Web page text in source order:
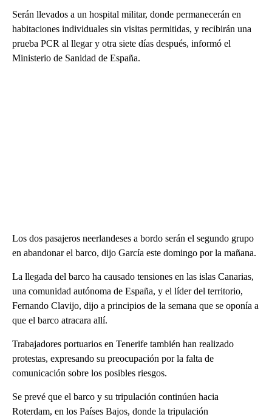
Serán llevados a un hospital militar, donde permanecerán en
habitaciones individuales sin visitas permitidas, y recibirán una
prueba PCR al llegar y otra siete días después, informó el
Ministerio de Sanidad de España.
Los dos pasajeros neerlandeses a bordo serán el segundo grupo
en abandonar el barco, dijo García este domingo por la mañana.
La llegada del barco ha causado tensiones en las islas Canarias,
una comunidad autónoma de España, y el líder del territorio,
Fernando Clavijo, dijo a principios de la semana que se oponía a
que el barco atracara allí.
Trabajadores portuarios en Tenerife también han realizado
protestas, expresando su preocupación por la falta de
comunicación sobre los posibles riesgos.
Se prevé que el barco y su tripulación continúen hacia
Roterdam, en los Países Bajos, donde la tripulación